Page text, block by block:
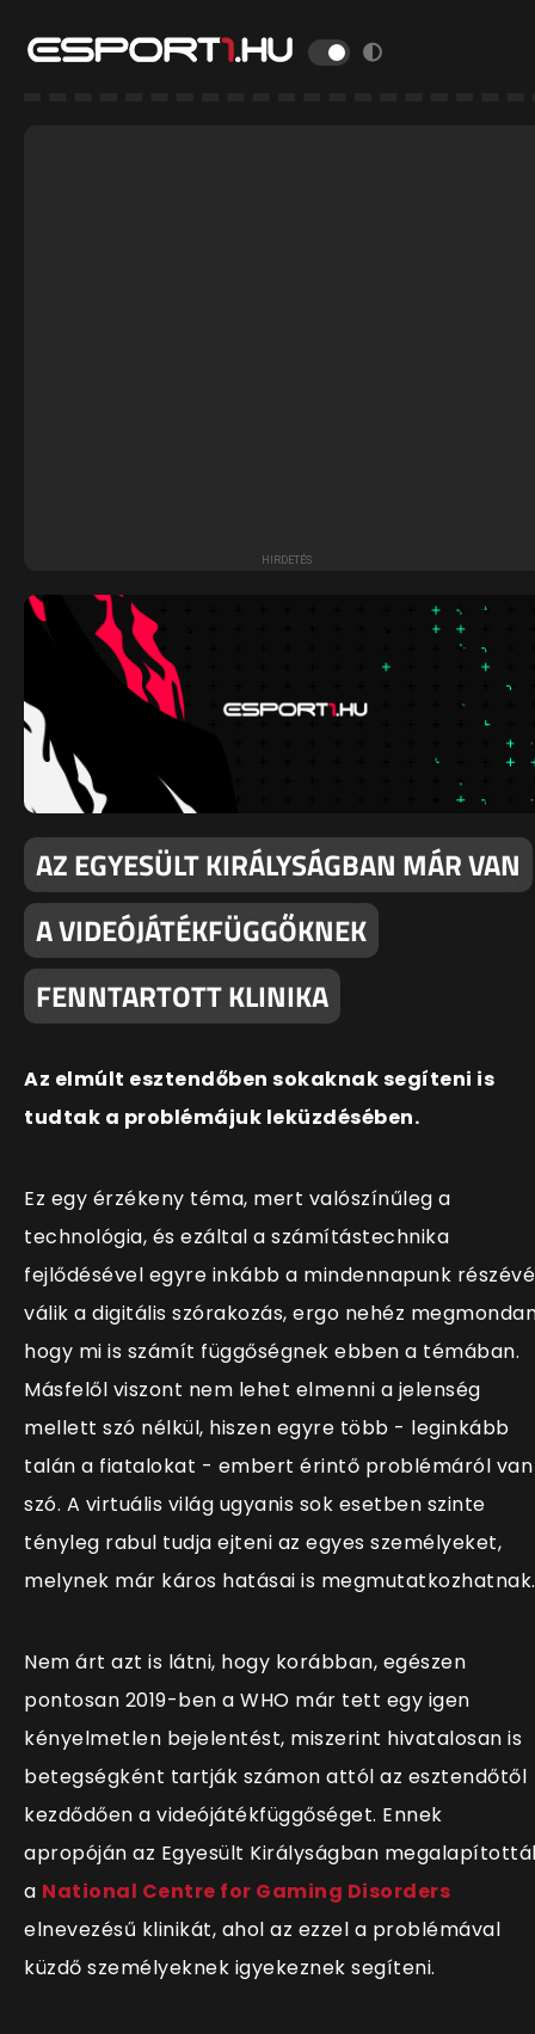
AZ EGYESÜLT KIRÁLYSÁGBAN MÁR VAN
A VIDEÓJÁTÉKFÜGGŐKNEK
FENNTARTOTT KLINIKA
Az elmúlt esztendőben sokaknak segíteni is
tudtak a problémájuk leküzdésében.
Ez egy érzékeny téma, mert valószínűleg a
technológia, és ezáltal a számítástechnika
fejlődésével egyre inkább a mindennapunk részévé
válik a digitális szórakozás, ergo nehéz
hogy mi is számít függőségnek ebben a témában.
Másfelől viszont nem lehet elmenni a jelenség
mellett szó nélkül, hiszen egyre több - leginkább
talán a fiatalokat - embert érintő problémáról van
szó. A virtuális világ ugyanis sok esetben szinte
tényleg rabul tudja ejteni az egyes személyeket,
melynek már káros hatásai is megmutatkozhatnak.
Nem árt azt is látni, hogy korábban, egészen
pontosan 2019-ben a WHO már tett egy igen
kényelmetlen bejelentést, miszerint hivatalosan is
betegségként tartják számon attól az esztendőtől
kezdődően a videójátékfüggőséget. Ennek
apropóján az Egyesült Királyságban
a National Centre for Gaming Disorders
elnevezésű klinikát, ahol az ezzel a problémával
küzdő személyeknek igyekeznek segíteni.